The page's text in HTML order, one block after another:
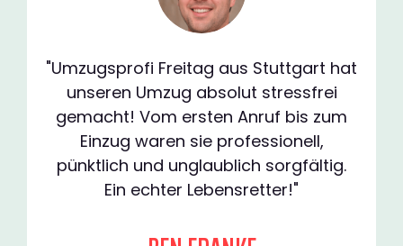
"Umzugsprofi Freitag aus Stuttgart hat
unseren Umzug absolut stressfrei
gemacht! Vom ersten Anruf bis zum
Einzug waren sie professionell,
pünktlich und unglaublich sorgfältig.
Ein echter Lebensretter!"